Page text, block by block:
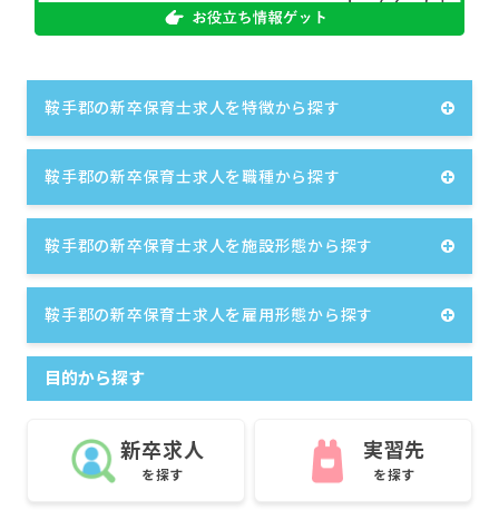
鞍手郡の新卒保育士求人を特徴から探す
鞍手郡の新卒保育士求人を職種から探す
鞍手郡の新卒保育士求人を施設形態から探す
鞍手郡の新卒保育士求人を雇用形態から探す
目的から探す
新卒求人
を探す
実習先
を探す